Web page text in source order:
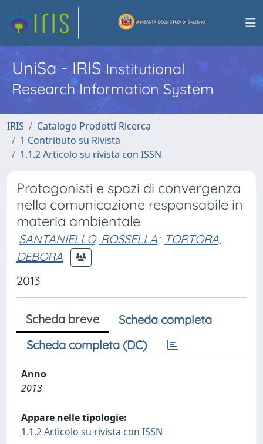
UniSa - IRISInstitutional
Research Information System
IRIS
Catalogo Prodotti Ricerca
1 Contributo su Rivista
1.1.2 Articolo su rivista con ISSN
Protagonisti e spazi di convergenza
nella comunicazione responsabile in
materia ambientale
SANTANIELLO, ROSSELLA; TORTORA,
DEBORA
2013
Scheda breve
Scheda completa
Scheda completa (DC)
Anno
2013
Appare nelle tipologie:
1.1.2 Articolo su rivista con ISSN